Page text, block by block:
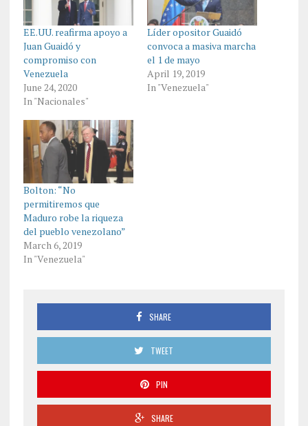
EE.UU. reafirma apoyo a
Juan Guaidó y
compromiso con
Venezuela
June 24, 2020
In "Nacionales"
Líder opositor Guaidó
convoca a masiva marcha
el 1 de mayo
April 19, 2019
In "Venezuela"
Bolton: “No
permitiremos que
Maduro robe la riqueza
del pueblo venezolano”
March 6, 2019
In "Venezuela"
SHARE
TWEET
PIN
SHARE